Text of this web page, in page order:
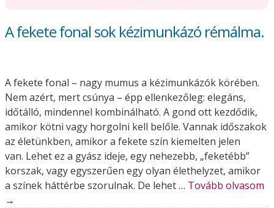
A fekete fonal sok kézimunkázó rémálma.
A fekete fonal – nagy mumus a kézimunkázók körében.
Nem azért, mert csúnya – épp ellenkezőleg: elegáns,
időtálló, mindennel kombinálható. A gond ott kezdődik,
amikor kötni vagy horgolni kell belőle. Vannak időszakok
az életünkben, amikor a fekete szín kiemelten jelen
van. Lehet ez a gyász ideje, egy nehezebb, „feketébb”
korszak, vagy egyszerűen egy olyan élethelyzet, amikor
a színek háttérbe szorulnak. De lehet … Tovább olvasom
→